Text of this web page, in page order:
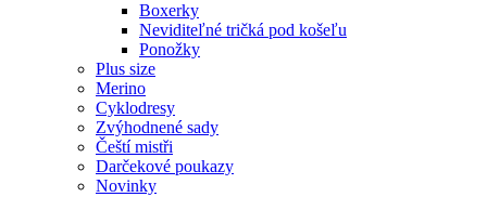
Boxerky
Neviditeľné tričká pod košeľu
Ponožky
Plus size
Merino
Cyklodresy
Zvýhodnené sady
Čeští mistři
Darčekové poukazy
Novinky